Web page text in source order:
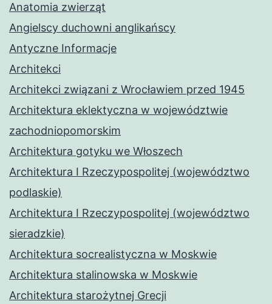
Anatomia zwierząt
Angielscy duchowni anglikańscy
Antyczne Informacje
Architekci
Architekci związani z Wrocławiem przed 1945
Architektura eklektyczna w województwie
zachodniopomorskim
Architektura gotyku we Włoszech
Architektura I Rzeczypospolitej (województwo
podlaskie)
Architektura I Rzeczypospolitej (województwo
sieradzkie)
Architektura socrealistyczna w Moskwie
Architektura stalinowska w Moskwie
Architektura starożytnej Grecji